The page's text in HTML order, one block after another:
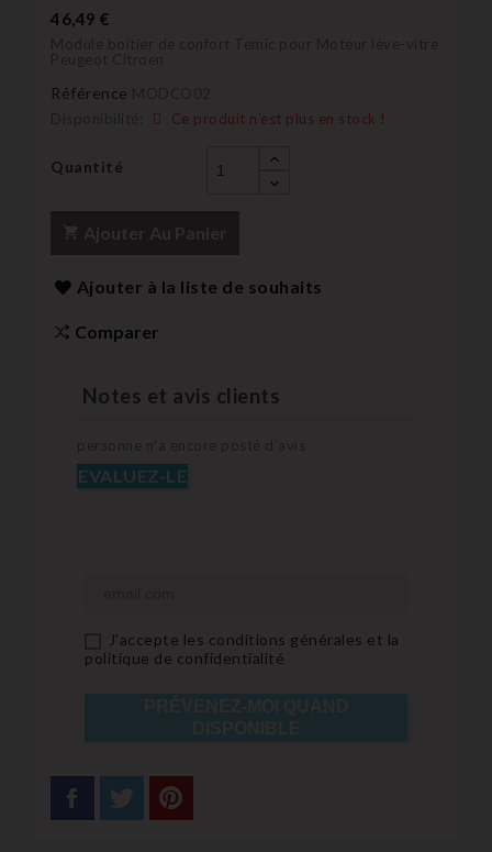
46,49 €
Référence
Ce produit n’est plus en stock !
Quantité
Ajouter à la liste de souhaits
Comparer
Notes et avis clients
EVALUEZ-LE
J'accepte les conditions générales et la
politique de confidentialité